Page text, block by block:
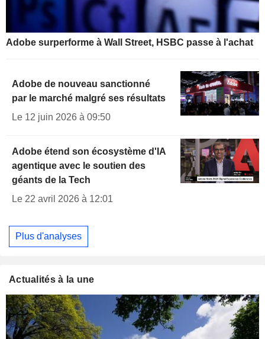
Adobe surperforme à Wall Street, HSBC passe à l'achat
Adobe de nouveau sanctionné
par le marché malgré ses résultats
Le 12 juin 2026 à 09:50
Adobe étend son écosystème d'IA
agentique avec le soutien des
géants de la Tech
Le 22 avril 2026 à 12:01
Plus d'analyses
Actualités à la une